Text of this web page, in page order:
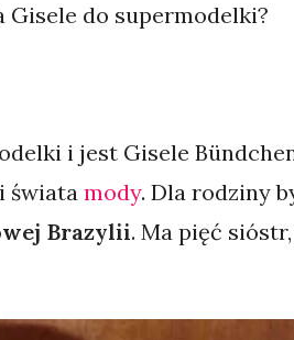
Gisele do supermodelki?
i jest Gisele
świata mody. Dla rodziny
Brazylii. Ma pięć